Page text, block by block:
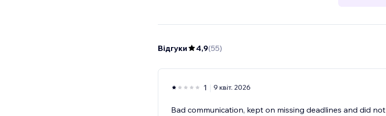
Відгуки 4,9(55)
1 9 квіт. 2026
Bad communication, kept on missing deadlines and did not